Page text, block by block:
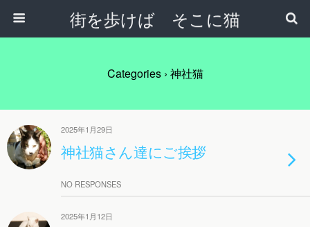
街を歩けば そこに猫
Categories › 神社猫
2025年1月29日
神社猫さん達にご挨拶
NO RESPONSES
2025年1月12日